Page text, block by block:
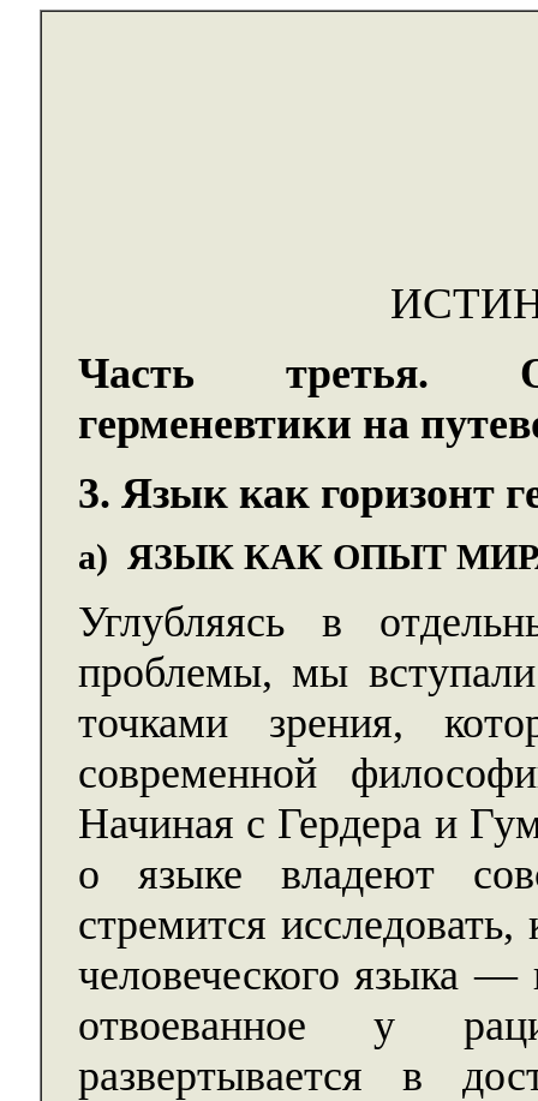
Часть третья.
герменевтики на
3. Язык как горизонт
а) ЯЗЫК КАК ОПЫТ
Углубляясь в
проблемы, мы
точками зрения,
современной
Начиная с Гердера и
о языке владеют
стремится
человеческого языка
отвоеванное у
развертывается в